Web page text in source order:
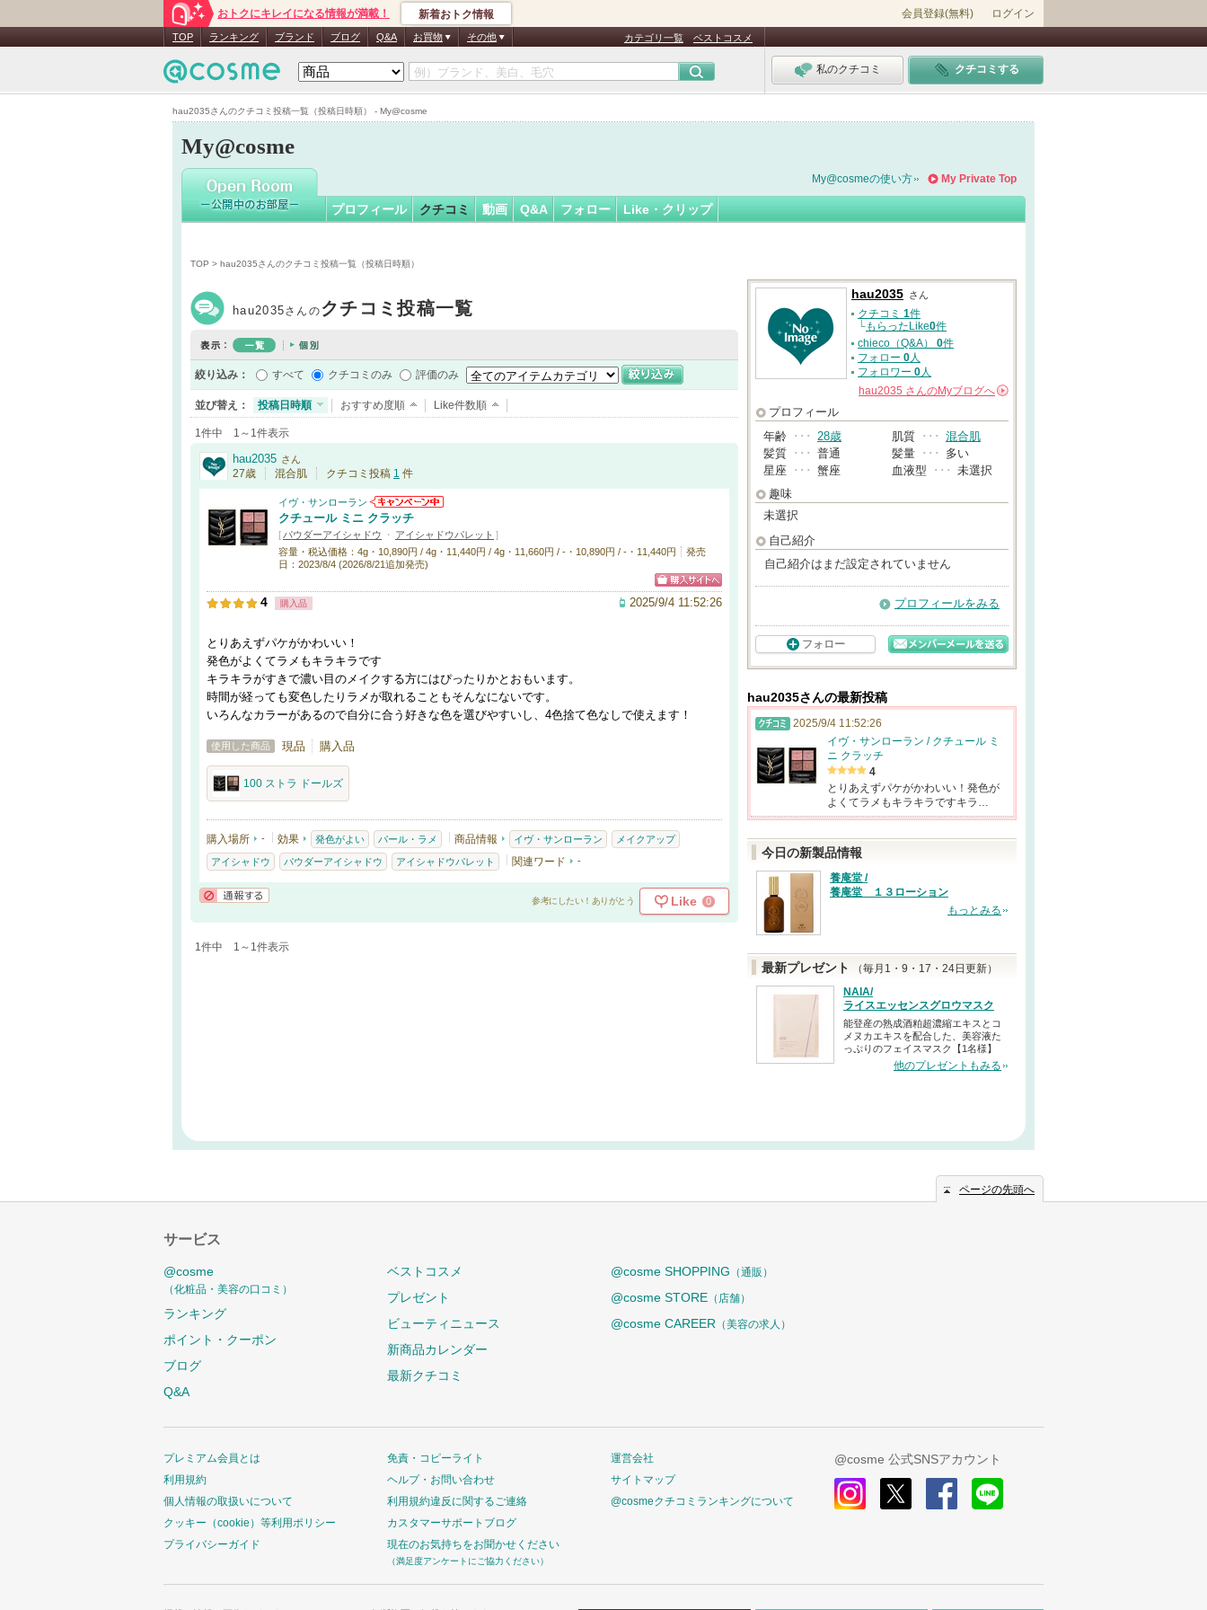
hau2035さんのクチコミ投稿一覧（投稿日時順） - My@cosme
おトクにキレイになる情報が満載！ 新着おトク情報 会員登録(無料) ログイン
TOP ランキング ブランド ブログ Q&A お買物 その他 カテゴリ一覧 ベストコスメ
私のクチコミ クチコミする
My@cosme
hau2035さん
My Private Top
My@cosmeの使い方
プロフィール クチコミ 動画 Q&A フォロー Like・クリップ
TOP > hau2035さんのクチコミ投稿一覧（投稿日時順）
hau2035さんのクチコミ投稿一覧
絞り込み： すべて クチコミのみ 評価のみ
並び替え： 投稿日時順 おすすめ度順 Like件数順
1件中 1～1件表示
hau2035 さん
27歳 混合肌 クチコミ投稿 1 件
イヴ・サンローラン
クチュール ミニ クラッチ
[ パウダーアイシャドウ ・ アイシャドウパレット ]
容量・税込価格：4g・10,890円 / 4g・11,440円 / 4g・11,660円 / -・10,890円 / -・11,440円
発売
日：2023/8/4 (2026/8/21追加発売)
4 購入品 2025/9/4 11:52:26
とりあえずパケがかわいい！
発色がよくてラメもキラキラです
キラキラがすきで濃い目のメイクする方にはぴったりかとおもいます。
時間が経っても変色したりラメが取れることもそんなにないです。
いろんなカラーがあるので自分に合う好きな色を選びやすいし、4色捨て色なしで使えます！
使用した商品 現品 購入品
100 ストラ ドールズ
購入場所 - 効果 発色がよい パール・ラメ 商品情報 イヴ・サンローラン メイクアップ
アイシャドウ パウダーアイシャドウ アイシャドウパレット 関連ワード -
参考にしたい！ありがとう Like 0
1件中 1～1件表示
hau2035 さん
クチコミ 1件
└もらったLike0件
chieco（Q&A） 0件
フォロー 0人
フォロワー 0人
hau2035 さんのMyブログへ
プロフィール
年齢 ･･･ 28歳 肌質 ･･･ 混合肌
髪質 ･･･ 普通 髪量 ･･･
多い
星座 ･･･ 蟹座 血液型 ･･･ 未選択
趣味
未選択
自己紹介
自己紹介はまだ設定されていません
プロフィールをみる
フォロー
hau2035さんの最新投稿
2025/9/4 11:52:26
イヴ・サンローラン / クチュール ミ
ニ クラッチ
4
とりあえずパケがかわいい！発色が
よくてラメもキラキラですキラ…
今日の新製品情報
養庵堂 /
養庵堂 １３ローション
もっとみる
最新プレゼント
（毎月1・9・17・24日更新）
NAIA/
ライスエッセンスグロウマスク
能登産の熟成酒粕超濃縮エキスとコ
メヌカエキスを配合した、美容液た
っぷりのフェイスマスク【1名様】
他のプレゼントもみる
ページの先頭へ
サービス
@cosme
（化粧品・美容の口コミ）
ランキング
ポイント・クーポン
ブログ
Q&A
ベストコスメ
プレゼント
ビューティニュース
新商品カレンダー
最新クチコミ
@cosme SHOPPING （通販）
@cosme STORE （店舗）
@cosme CAREER （美容の求人）
プレミアム会員とは
利用規約
個人情報の取扱いについて
クッキー（cookie）等利用ポリシー
プライバシーガイド
免責・コピーライト
ヘルプ・お問い合わせ
利用規約違反に関するご連絡
カスタマーサポートブログ
現在のお気持ちをお聞かせください
（満足度アンケートにご協力ください）
運営会社
サイトマップ
@cosmeクチコミランキングについて
@cosme 公式SNSアカウント